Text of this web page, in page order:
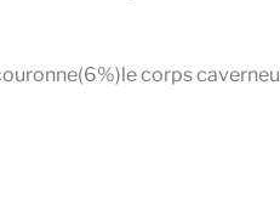
corps